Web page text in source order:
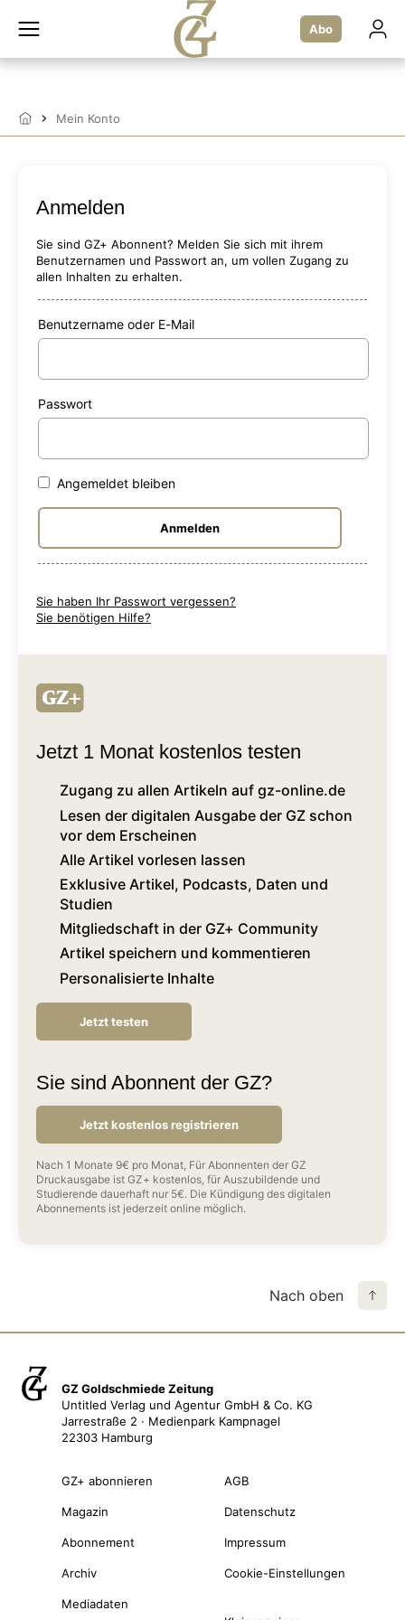
Inhalt
Abo
StartseiteMein Konto
Anmelden
Sie sind GZ+ Abonnent? Melden Sie sich mit ihrem
Benutzernamen und Passwort an, um vollen Zugang zu
allen Inhalten zu erhalten.
Benutzername oder E-Mail
Passwort
Angemeldet bleiben
Sie haben Ihr Passwort vergessen?
Sie benötigen Hilfe?
Jetzt 1 Monat kostenlos testen
Zugang zu allen Artikeln auf gz-online.de
Lesen der digitalen Ausgabe der GZ schon
vor dem Erscheinen
Alle Artikel vorlesen lassen
Exklusive Artikel, Podcasts, Daten und
Studien
Mitgliedschaft in der GZ+ Community
Artikel speichern und kommentieren
Personalisierte Inhalte
Jetzt testen
Sie sind Abonnent der GZ?
Jetzt kostenlos registrieren
Nach 1 Monate 9€ pro Monat, Für Abonnenten der GZ
Druckausgabe ist GZ+ kostenlos, für Auszubildende und
Studierende dauerhaft nur 5€. Die Kündigung des digitalen
Abonnements ist jederzeit online möglich.
Nach oben
GZ Goldschmiede Zeitung
Untitled Verlag und Agentur GmbH & Co. KG
Jarrestraße 2 · Medienpark Kampnagel
22303 Hamburg
GZ+ abonnieren
Magazin
Abonnement
Archiv
Mediadaten
AGB
Datenschutz
Impressum
Cookie-Einstellungen